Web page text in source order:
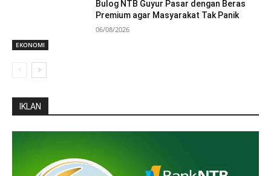
EKONOMI
Bulog NTB Guyur Pasar dengan Beras
Premium agar Masyarakat Tak Panik
06/08/2026
IKLAN